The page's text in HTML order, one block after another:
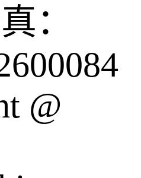
：
@